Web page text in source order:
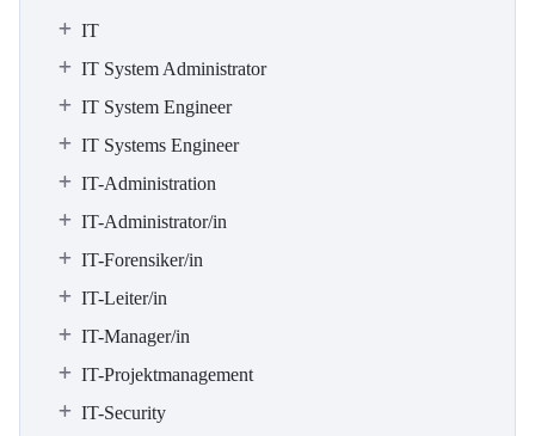
IT
IT System Administrator
IT System Engineer
IT Systems Engineer
IT-Administration
IT-Administrator/in
IT-Forensiker/in
IT-Leiter/in
IT-Manager/in
IT-Projektmanagement
IT-Security